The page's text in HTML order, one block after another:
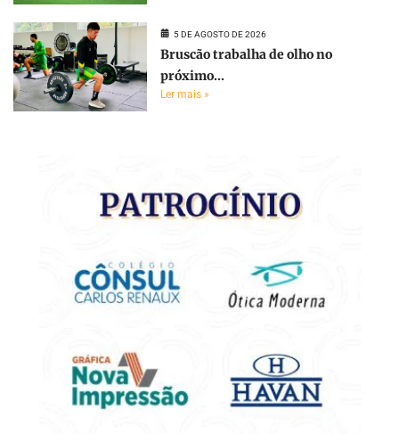
5 DE AGOSTO DE 2026
Bruscão trabalha de olho no
próximo...
Ler mais »